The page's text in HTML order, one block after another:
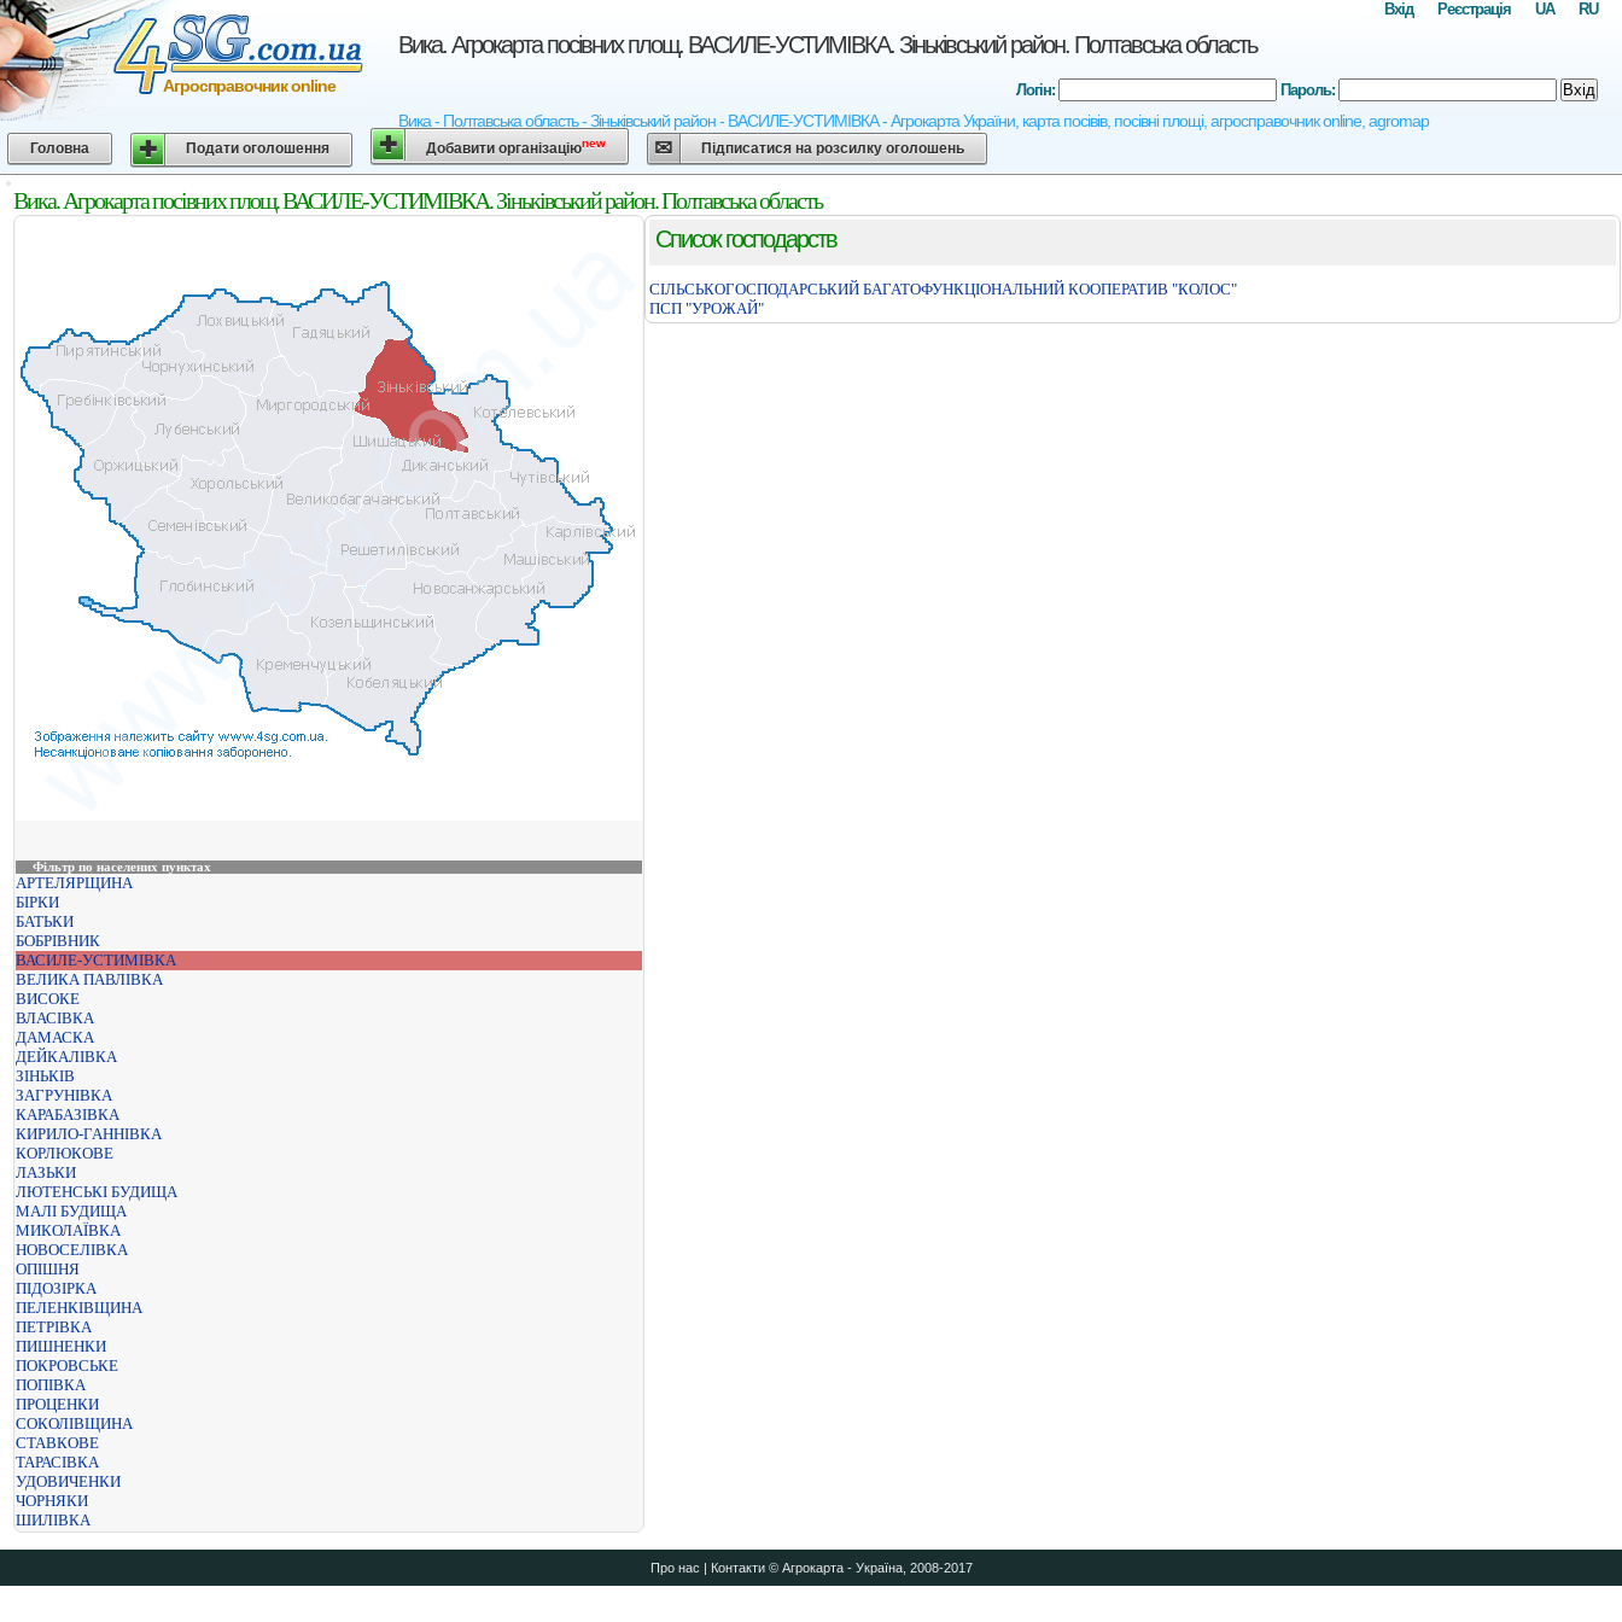
Вика. Агрокарта посівних площ. ВАСИЛЕ-УСТИМІВКА. Зіньківський район. Полтавська область
Вика - Полтавська область - Зіньківський район - ВАСИЛЕ-УСТИМІВКА - Агрокарта України, карта посівів, посівні площі, агросправочник online, agromap
Агросправочник online
RU
UA
Реєстрація
Вхід
Логін: Пароль: Вхід
Головна Подати оголошення Добавити організаціюnew Підписатися на розсилку оголошень
Вика. Агрокарта посівних площ. ВАСИЛЕ-УСТИМІВКА. Зіньківський район. Полтавська область
Фільтр по населених пунктах
АРТЕЛЯРЩИНА
БІРКИ
БАТЬКИ
БОБРІВНИК
ВАСИЛЕ-УСТИМІВКА
ВЕЛИКА ПАВЛІВКА
ВИСОКЕ
ВЛАСІВКА
ДАМАСКА
ДЕЙКАЛІВКА
ЗІНЬКІВ
ЗАГРУНІВКА
КАРАБАЗІВКА
КИРИЛО-ГАННІВКА
КОРЛЮКОВЕ
ЛАЗЬКИ
ЛЮТЕНСЬКІ БУДИЩА
МАЛІ БУДИЩА
МИКОЛАЇВКА
НОВОСЕЛІВКА
ОПІШНЯ
ПІДОЗІРКА
ПЕЛЕНКІВЩИНА
ПЕТРІВКА
ПИШНЕНКИ
ПОКРОВСЬКЕ
ПОПІВКА
ПРОЦЕНКИ
СОКОЛІВЩИНА
СТАВКОВЕ
ТАРАСІВКА
УДОВИЧЕНКИ
ЧОРНЯКИ
ШИЛІВКА
Список господарств
СІЛЬСЬКОГОСПОДАРСЬКИЙ БАГАТОФУНКЦІОНАЛЬНИЙ КООПЕРАТИВ "КОЛОС"
ПСП "УРОЖАЙ"
Про нас | Контакти© Агрокарта - Україна, 2008-2017